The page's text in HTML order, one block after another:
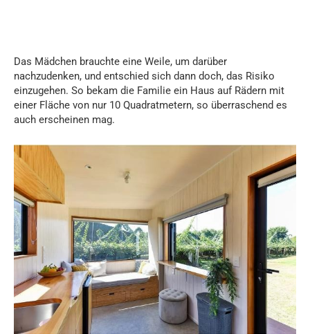
Das Mädchen brauchte eine Weile, um darüber
nachzudenken, und entschied sich dann doch, das Risiko
einzugehen. So bekam die Familie ein Haus auf Rädern mit
einer Fläche von nur 10 Quadratmetern, so überraschend es
auch erscheinen mag.